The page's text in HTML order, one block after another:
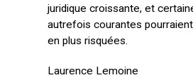
juridique croissante, et
autrefois courantes
en plus risquées.
Laurence Lemoine